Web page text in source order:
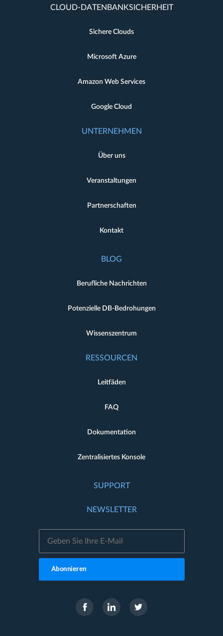
CLOUD-DATENBANKSICHERHEIT
Sichere Clouds
Microsoft Azure
Amazon Web Services
Google Cloud
UNTERNEHMEN
Über uns
Veranstaltungen
Partnerschaften
Kontakt
BLOG
Berufliche Nachrichten
Potenzielle DB-Bedrohungen
Wissenszentrum
RESSOURCEN
Leitfäden
FAQ
Dokumentation
Zentralisiertes Konsole
SUPPORT
NEWSLETTER
Abonnieren